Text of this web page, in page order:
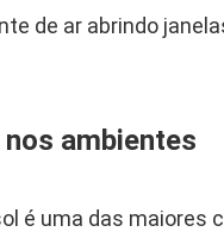
de ar abrindo
ambientes
é uma das maiores